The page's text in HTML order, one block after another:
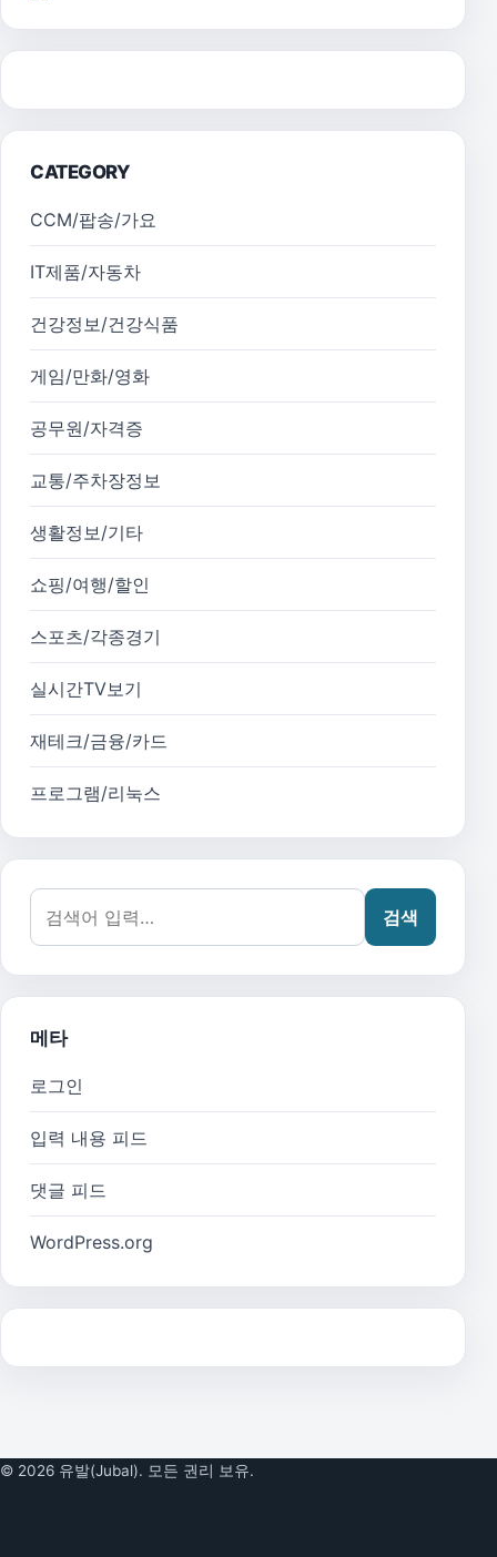
CATEGORY
CCM/팝송/가요
IT제품/자동차
건강정보/건강식품
게임/만화/영화
공무원/자격증
교통/주차장정보
생활정보/기타
쇼핑/여행/할인
스포츠/각종경기
실시간TV보기
재테크/금융/카드
프로그램/리눅스
검색어:
검색
메타
로그인
입력 내용 피드
댓글 피드
WordPress.org
© 2026 유발(Jubal). 모든 권리 보유.